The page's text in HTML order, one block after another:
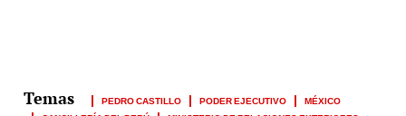
PEDRO CASTILLO PODER EJECUTIVO
MÉXICO